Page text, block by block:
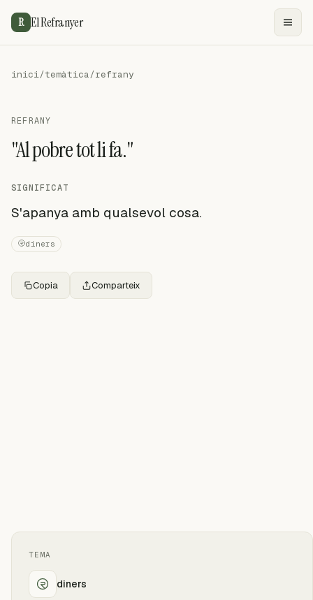
R El Refranyer
inici/temàtica/refrany
REFRANY
"Al pobre tot li fa."
SIGNIFICAT
S'apanya amb qualsevol cosa.
diners
Copia Comparteix
TEMA
diners